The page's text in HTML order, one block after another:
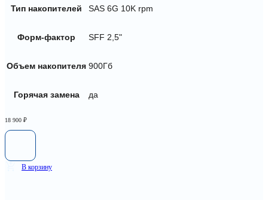
Тип накопителей SAS 6G 10K rpm
Форм-фактор SFF 2,5"
Объем накопителя 900Гб
Горячая замена да
18 900 ₽
В корзину